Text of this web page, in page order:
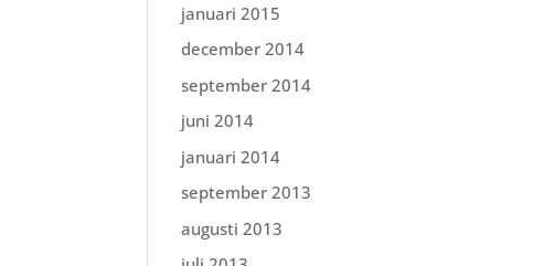
januari 2015
december 2014
september 2014
juni 2014
januari 2014
september 2013
augusti 2013